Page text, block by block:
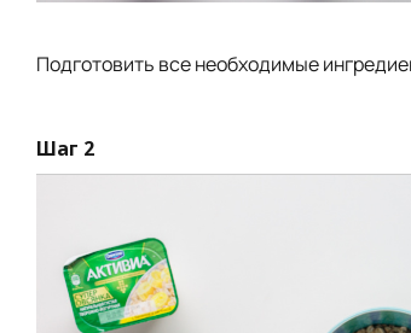
Подготовить все необходимые
Шаг 2